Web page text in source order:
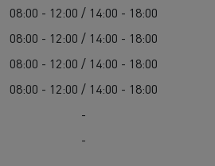
08:00 - 12:00 / 14:00 - 18:00
08:00 - 12:00 / 14:00 - 18:00
08:00 - 12:00 / 14:00 - 18:00
08:00 - 12:00 / 14:00 - 18:00
-
-